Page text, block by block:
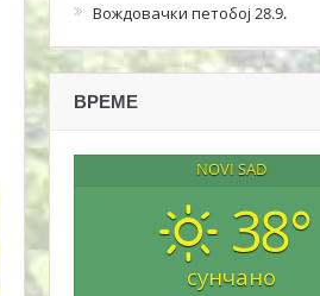
Вождовачки петобој 28.9.
ВРЕМЕ
NOVI SAD
38°
сунчано